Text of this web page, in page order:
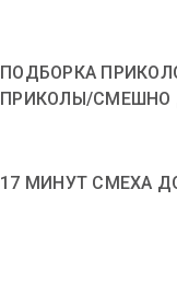
ПОДБОРКА
ПРИКОЛЫ/СМЕШНО
17 МИНУТ СМЕХА